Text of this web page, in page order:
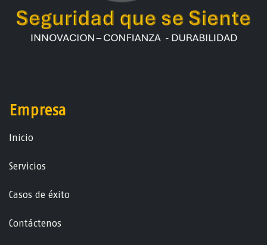
Empresa
Ini​ci​o
Servicios
Casos de éxito
Contáctenos